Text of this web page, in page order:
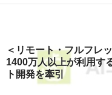
＜リモート・フルフレ
1400万人以上が利用す
ト開発を牽引